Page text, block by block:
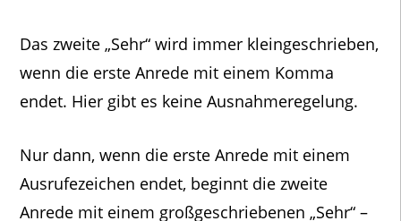
Das zweite „Sehr“ wird immer kleingeschrieben,
wenn die erste Anrede mit einem Komma
endet. Hier gibt es keine Ausnahmeregelung.
Nur dann, wenn die erste Anrede mit einem
Ausrufezeichen endet, beginnt die zweite
Anrede mit einem großgeschriebenen „Sehr“ –